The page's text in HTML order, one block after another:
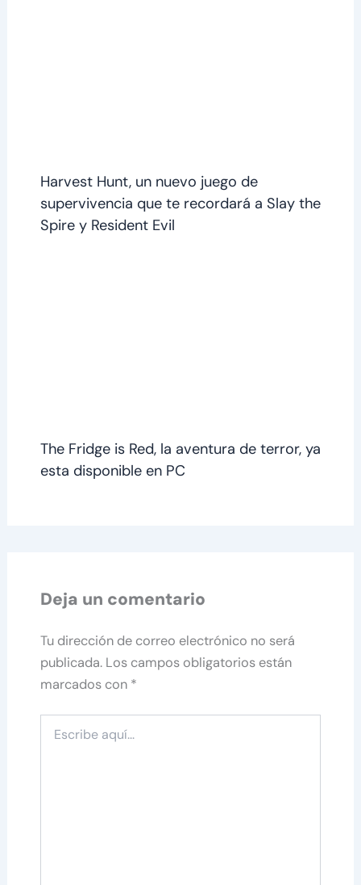
Harvest Hunt, un nuevo juego de
supervivencia que te recordará a Slay the
Spire y Resident Evil
The Fridge is Red, la aventura de terror, ya
esta disponible en PC
Deja un comentario
Tu dirección de correo electrónico no será
publicada. Los campos obligatorios están
marcados con *
aquí...